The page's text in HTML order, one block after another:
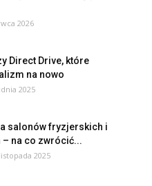
2026
Direct Drive, które
na nowo
2025
salonów fryzjerskich i
na co zwrócić...
2025